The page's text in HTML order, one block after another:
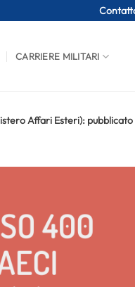
CARRIERE MILITARI
Affari Esteri):